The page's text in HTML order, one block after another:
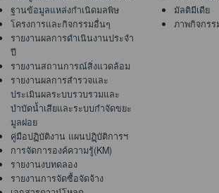
ฐานข้อมูลแหล่งกำเนิดมลพิษ
โครงการและกิจกรรมอื่นๆ
รายงานผลการดำเนินงานประจำ
ปี
รายงานสถานการณ์สิ่งแวดล้อม
รายงานผลการสำรวจและ
ประเมินผลระบบรวบรวมและ
บำบัดน้ำเสียและระบบกำจัดขยะ
มูลฝอย
คู่มือปฏิบัติงาน แผนปฏฺิบัติการฯ
การจัดการองค์ความรู้(KM)
รายงานงบทดลอง
รายงานการจัดซื้อจัดจ้าง
มัลติมีเดีย
ภาพกิจกร